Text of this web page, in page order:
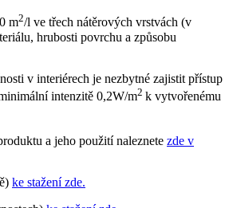
m2/l ve třech nátěrových vrstvách (v
hrubosti povrchu a způsobu
v interiérech je nezbytné zajistit přístup
intenzitě 0,2W/m2 k vytvořenému
a jeho použití naleznete zde v
ke stažení zde.